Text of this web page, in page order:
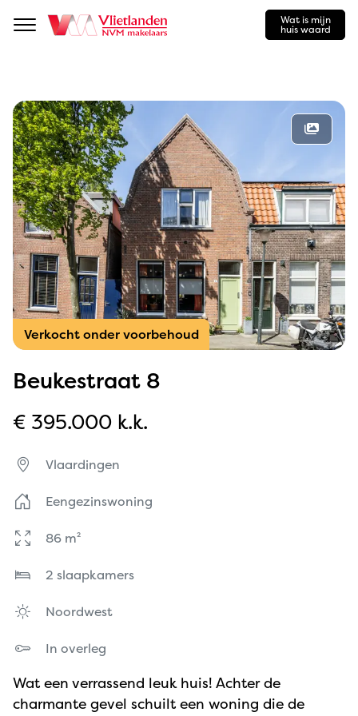
Navigation
Wat is mijn
huis waard
Verkocht onder voorbehoud
Beukestraat 8
€ 395.000 k.k.
Vlaardingen
Eengezinswoning
86 m²
2 slaapkamers
Noordwest
In overleg
Wat een verrassend leuk huis! Achter de
charmante gevel schuilt een woning die de